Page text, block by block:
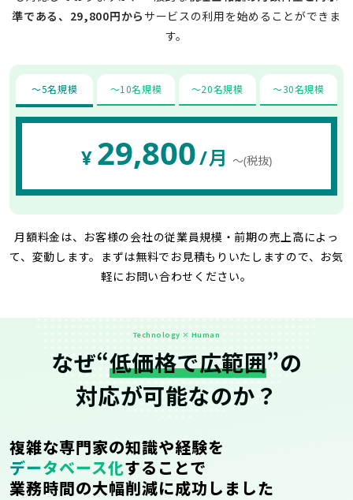
準である、29,800円から サービスの利用を始めることができま
す。
〜5名規模 〜10名規模 〜20名規模 〜30名規模
¥ 29,800/月 〜(税抜)
月額料金は、お客様の会社の従業員規模・前期の売上高によっ
て、変動します。 まずは無料でお見積もりいたしますので、お気
軽にお問い合わせください。
Technology × Human
なぜ“低価格で広範囲”の
対応が可能なのか？
複雑な専門家の知識や経験を
データベース化することで
業務時間の大幅削減に成功しました